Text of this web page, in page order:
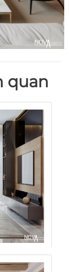
quan